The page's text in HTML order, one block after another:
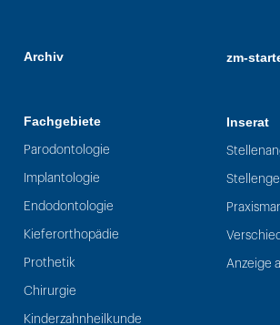
Archiv
Fachgebiete
Parodontologie
Implantologie
Endodontologie
Kieferorthopädie
Prothetik
Chirurgie
Kinderzahnheilkunde
zm-
Inserat
Anzeige